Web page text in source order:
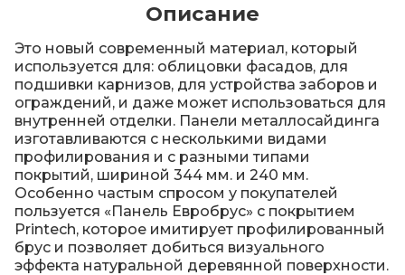
Описание
Это новый современный материал, который
используется для: облицовки фасадов, для
подшивки карнизов, для устройства заборов и
ограждений, и даже может использоваться для
внутренней отделки. Панели металлосайдинга
изготавливаются с несколькими видами
профилирования и с разными типами
покрытий, шириной 344 мм. и 240 мм.
Особенно частым спросом у покупателей
пользуется «Панель Евробрус» c покрытием
Printech, которое имитирует профилированный
брус и позволяет добиться визуального
эффекта натуральной деревянной поверхности.